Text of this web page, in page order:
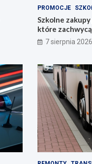
PROMOCJE
Szkolne
które
7 sierpnia 2026